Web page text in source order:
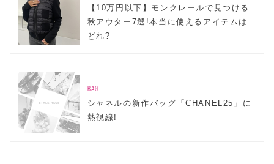
【10万円以下】モンクレールで見つける
秋アウター7選!本当に使えるアイテムは
どれ?
BAG
シャネルの新作バッグ「CHANEL25」に
熱視線!